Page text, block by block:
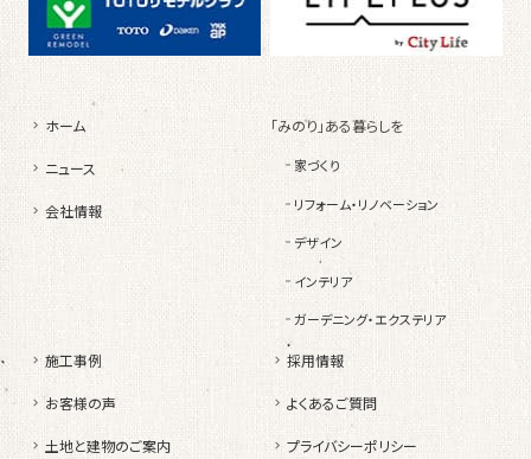
ホーム
ニュース
会社情報
「みのり」ある暮らしを
家づくり
リフォーム・リノベーション
デザイン
インテリア
ガーデニング・エクステリア
施工事例
お客様の声
土地と建物のご案内
採用情報
よくあるご質問
プライバシーポリシー